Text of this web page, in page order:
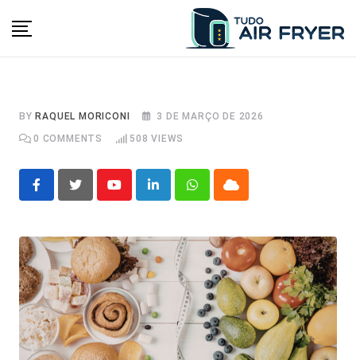
BY RAQUEL MORICONI
3 DE MARÇO DE 2026
0 COMMENTS 508 VIEWS
YoutubeLinkedInWhatsappCloud